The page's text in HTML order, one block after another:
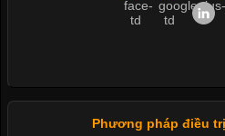
Phương pháp điều